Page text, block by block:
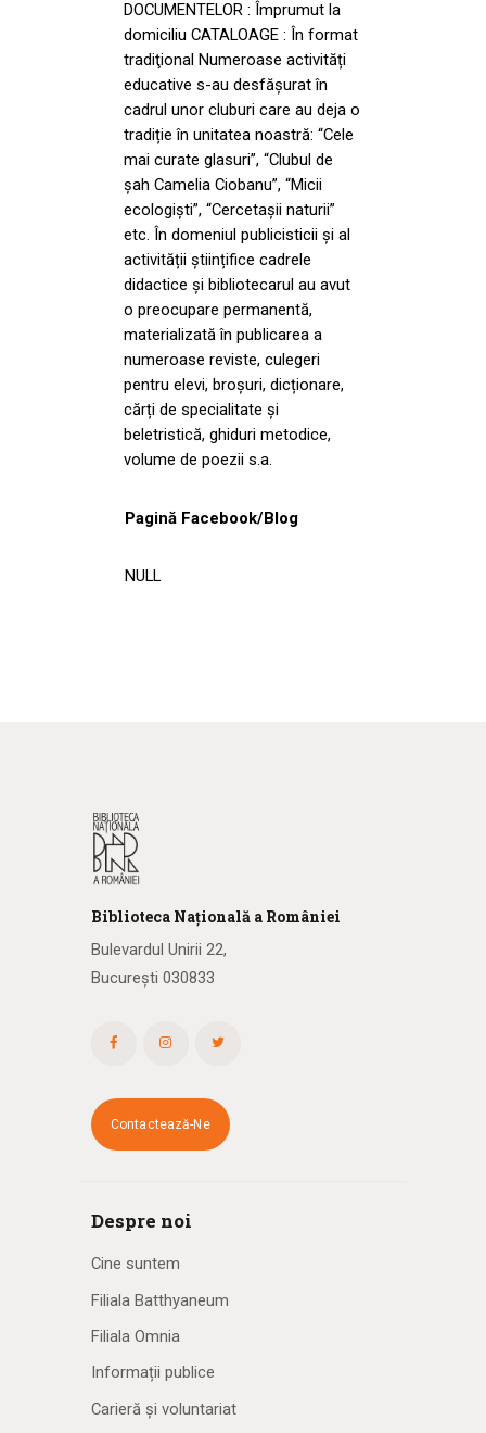
DOCUMENTELOR : Împrumut la
domiciliu CATALOAGE : În format
tradiţional Numeroase activități
educative s-au desfășurat în
cadrul unor cluburi care au deja o
tradiție în unitatea noastră: “Cele
mai curate glasuri”, “Clubul de
șah Camelia Ciobanu”, “Micii
ecologiști”, “Cercetașii naturii”
etc. În domeniul publicisticii și al
activității științifice cadrele
didactice și bibliotecarul au avut
o preocupare permanentă,
materializată în publicarea a
numeroase reviste, culegeri
pentru elevi, broșuri, dicționare,
cărți de specialitate și
beletristică, ghiduri metodice,
volume de poezii s.a.
Pagină Facebook/Blog
NULL
Biblioteca Națională a României
Bulevardul Unirii 22,
București 030833
Contactează-Ne
Despre noi
Cine suntem
Filiala Batthyaneum
Filiala Omnia
Informații publice
Carieră și voluntariat